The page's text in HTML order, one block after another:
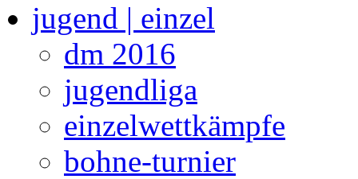
jugend | einzel
dm 2016
jugendliga
einzelwettkämpfe
bohne-turnier